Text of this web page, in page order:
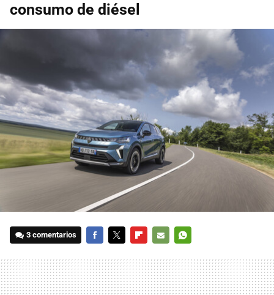
consumo de diésel
3 comentarios
MAIL